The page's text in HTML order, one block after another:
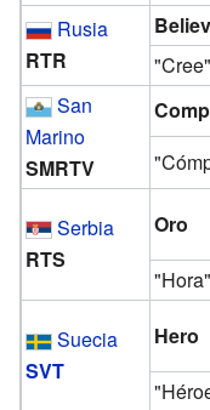
Rusia
RTR
"Cree"
San
Marino
SMRTV
Serbia
RTS
Oro
"Hora"
Suecia
SVT
Hero